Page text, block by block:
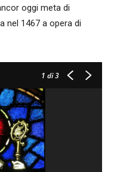
oggi meta di
nel 1467 a opera di
1 di 3